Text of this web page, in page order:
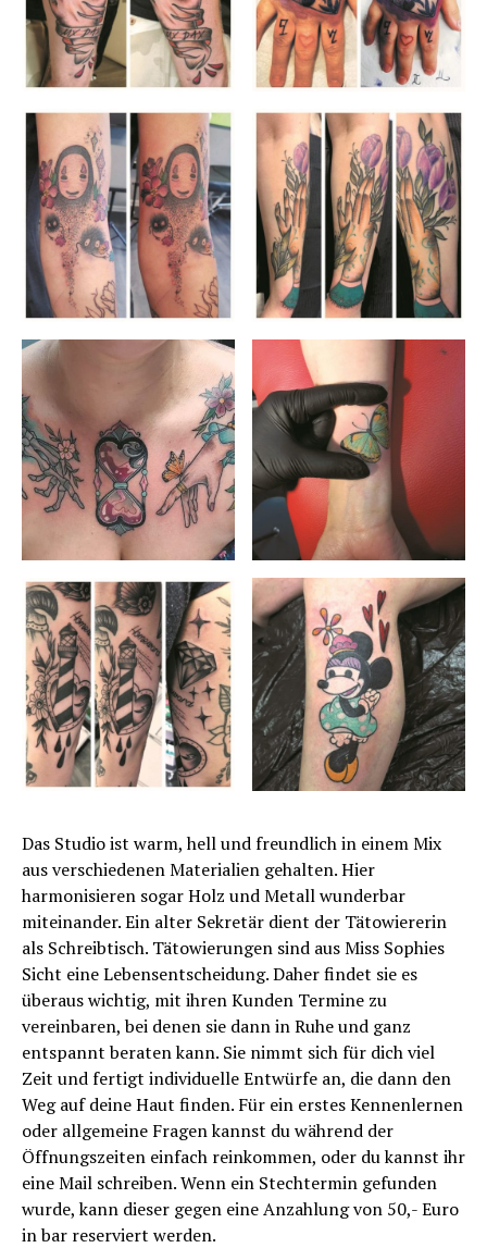
Das Studio ist warm, hell und freundlich in einem Mix
aus verschiedenen Materialien gehalten. Hier
harmonisieren sogar Holz und Metall wunderbar
miteinander. Ein alter Sekretär dient der Tätowiererin
als Schreibtisch. Tätowierungen sind aus Miss Sophies
Sicht eine Lebensentscheidung. Daher findet sie es
überaus wichtig, mit ihren Kunden Termine zu
vereinbaren, bei denen sie dann in Ruhe und ganz
entspannt beraten kann. Sie nimmt sich für dich viel
Zeit und fertigt individuelle Entwürfe an, die dann den
Weg auf deine Haut finden. Für ein erstes Kennenlernen
oder allgemeine Fragen kannst du während der
Öffnungszeiten einfach reinkommen, oder du kannst ihr
eine Mail schreiben. Wenn ein Stechtermin gefunden
wurde, kann dieser gegen eine Anzahlung von 50,- Euro
in bar reserviert werden.